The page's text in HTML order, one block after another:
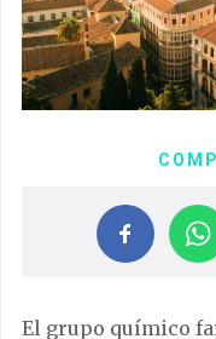
El grupo químico